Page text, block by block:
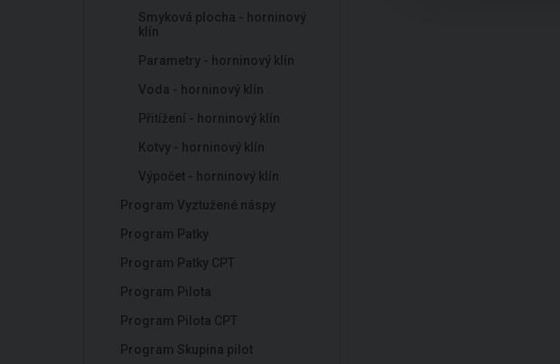
Smyková plocha - horninový
klín
Parametry - horninový klín
Voda - horninový klín
Přitížení - horninový klín
Kotvy - horninový klín
Výpočet - horninový klín
Program Vyztužené náspy
Program Patky
Program Patky CPT
Program Pilota
Program Pilota CPT
Program Skupina pilot